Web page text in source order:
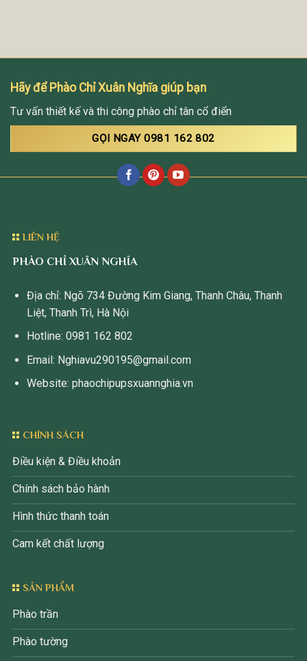
Hãy để Phào Chỉ Xuân Nghĩa giúp bạn
Tư vấn thiết kế và thi công phào chỉ tân cổ điển
GỌI NGAY 0981 162 802
LIÊN HỆ
PHÀO CHỈ XUÂN NGHĨA
Địa chỉ: Ngõ 734 Đường Kim Giang, Thanh Châu, Thanh
Liệt, Thanh Trì, Hà Nội
Hotline: 0981 162 802
Email: Nghiavu290195@gmail.com
Website: phaochipupsxuannghia.vn
CHÍNH SÁCH
Điều kiện & Điều khoản
Chính sách bảo hành
Hình thức thanh toán
Cam kết chất lượng
SẢN PHẨM
Phào trần
Phào tường